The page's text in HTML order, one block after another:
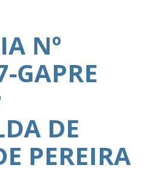
Nº
GAPRE
DE
PEREIRA